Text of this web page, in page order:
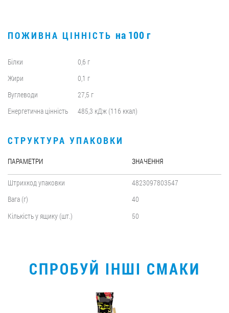
ПОЖИВНА ЦІННІСТЬ на 100 г
Білки
0,6 г
Жири
0,1 г
Вуглеводи
27,5 г
Енергетична цінність
485,3 кДж (116 ккал)
СТРУКТУРА УПАКОВКИ
ПАРАМЕТРИ ЗНАЧЕННЯ
Штрихкод упаковки
4823097803547
Вага (г)
40
Кількість у ящику (шт.)
50
СПРОБУЙ ІНШІ СМАКИ